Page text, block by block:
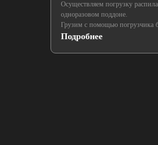
Осуществляем погрузку
одноразовом поддоне.
Грузим с помощью погрузчика
Подробнее